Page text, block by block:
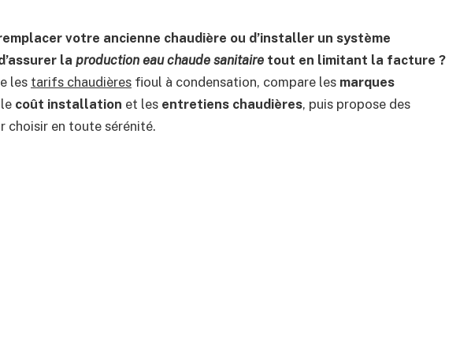
votre ancienne chaudière ou d’installer un système
la production eau chaude sanitaire tout en limitant la facture ?
les tarifs chaudières fioul à condensation, compare les marques
coût installation et les entretiens chaudières, puis propose des
choisir en toute sérénité.